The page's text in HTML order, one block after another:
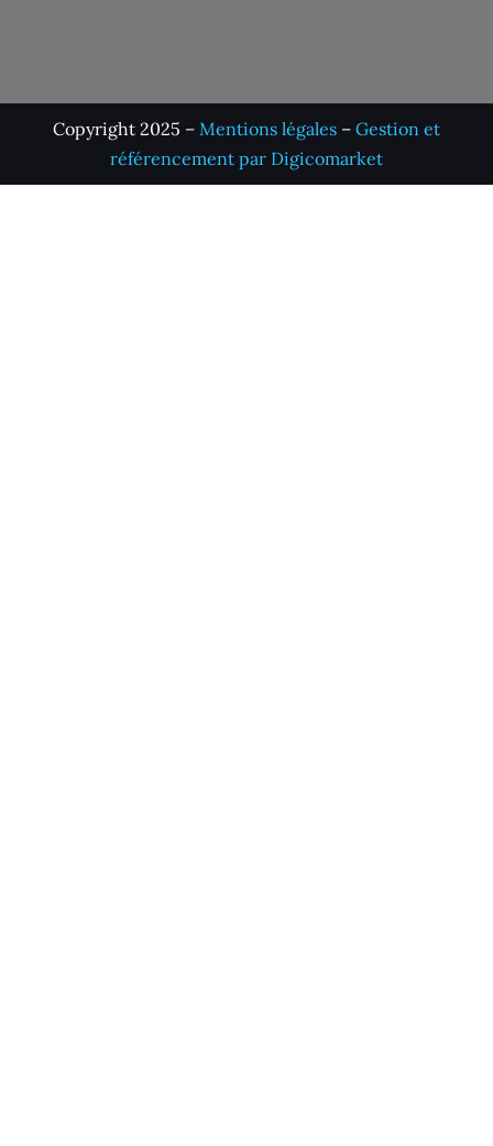
Copyright 2025 – Mentions légales – Gestion et
référencement par Digicomarket